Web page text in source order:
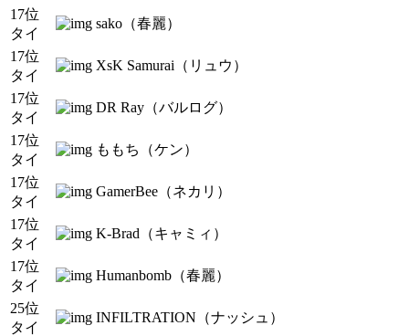
17位
タイ
sako（春麗）
17位
タイ
XsK Samurai（リュウ）
17位
タイ
DR Ray（バルログ）
17位
タイ
ももち（ケン）
17位
タイ
GamerBee（ネカリ）
17位
タイ
K-Brad（キャミィ）
17位
タイ
Humanbomb（春麗）
25位
タイ
INFILTRATION（ナッシュ）